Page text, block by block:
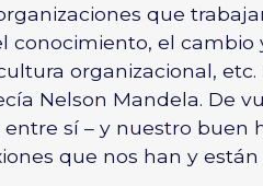
que
el cambio
organizacional, etc.
Nelson Mandela. De
sí – y nuestro buen
que nos han y están